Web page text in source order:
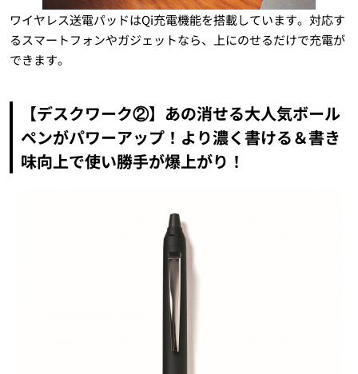
ワイヤレス送電パッドはQi充電機能を搭載しています。対応す
るスマートフォンやガジェットなら、上にのせるだけで充電が
できます。
【デスクワーク②】あの消せる大人気ボール
ペンがパワーアップ！より濃く書ける＆書き
味向上で使い勝手が爆上がり！